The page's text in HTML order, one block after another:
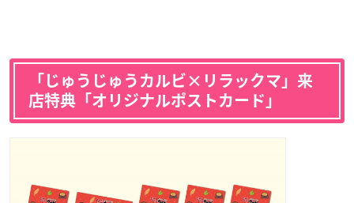
「じゅうじゅうカルビ×リラックマ」来
店特典「オリジナルポストカード」